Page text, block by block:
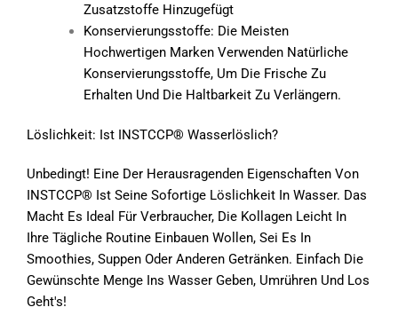
Zusatzstoffe Hinzugefügt
Konservierungsstoffe: Die Meisten
Hochwertigen Marken Verwenden Natürliche
Konservierungsstoffe, Um Die Frische Zu
Erhalten Und Die Haltbarkeit Zu Verlängern.
Löslichkeit: Ist INSTCCP® Wasserlöslich?
Unbedingt! Eine Der Herausragenden Eigenschaften Von
INSTCCP® Ist Seine Sofortige Löslichkeit In Wasser. Das
Macht Es Ideal Für Verbraucher, Die Kollagen Leicht In
Ihre Tägliche Routine Einbauen Wollen, Sei Es In
Smoothies, Suppen Oder Anderen Getränken. Einfach Die
Gewünschte Menge Ins Wasser Geben, Umrühren Und Los
Geht's!